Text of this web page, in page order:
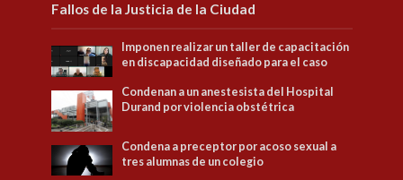
Fallos de la Justicia de la Ciudad
Imponen realizar un taller de capacitación
en discapacidad diseñado para el caso
Condenan a un anestesista del Hospital
Durand por violencia obstétrica
Condena a preceptor por acoso sexual a
tres alumnas de un colegio